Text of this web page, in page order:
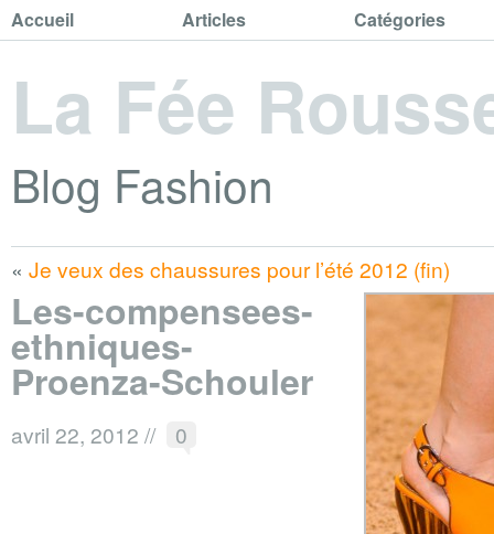
Accueil Articles Catégories
La Fée
Blog Fashion
« Je veux des chaussures pour l’été 2012 (fin)
Les-compensees-
ethniques-
Proenza-Schouler
avril 22, 2012 // 0